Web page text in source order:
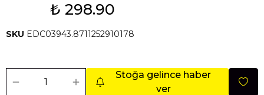
₺ 298.90
SKU EDC03943.8711252910178
Stoğa gelince haber
ver